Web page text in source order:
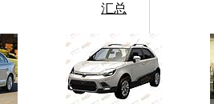
汇总